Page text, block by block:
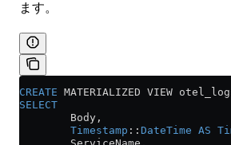
ます。
CREATE MATERIALIZED VIEW
SELECT
        Body,
        Timestamp
:: DateTime AS